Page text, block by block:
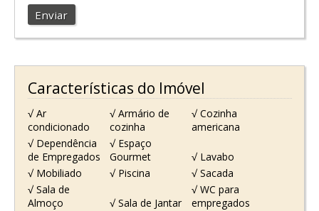
Enviar
Características do Imóvel
√ Ar
condicionado
√ Armário de
cozinha
√ Cozinha
americana
√ Dependência
de Empregados
√ Espaço
Gourmet
√ Lavabo
√ Mobiliado
√ Piscina
√ Sacada
√ Sala de
Almoço
√ Sala de Jantar
√ WC para
empregados